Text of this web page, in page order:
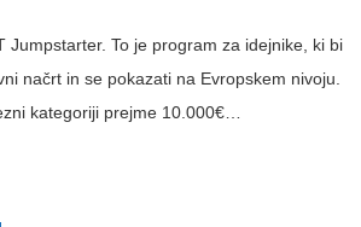
Jumpstarter. To je program za idejnike, ki bi
načrt in se pokazati na Evropskem nivoju.
kategoriji prejme 10.000€…